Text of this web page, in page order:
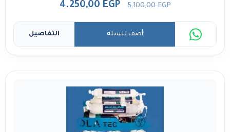
5.100,00EGP
4.250,00 EGP
التفاصيل أضف للسلة